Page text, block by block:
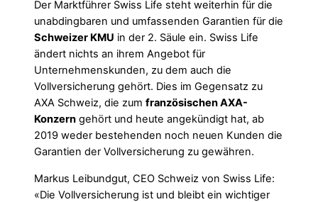
Der Marktführer Swiss Life steht weiterhin für die
unabdingbaren und umfassenden Garantien für die
Schweizer KMU in der 2. Säule ein. Swiss Life
ändert nichts an ihrem Angebot für
Unternehmenskunden, zu dem auch die
Vollversicherung gehört. Dies im Gegensatz zu
AXA Schweiz, die zum französischen AXA-
Konzern gehört und heute angekündigt hat, ab
2019 weder bestehenden noch neuen Kunden die
Garantien der Vollversicherung zu gewähren.
Markus Leibundgut, CEO Schweiz von Swiss Life:
«Die Vollversicherung ist und bleibt ein wichtiger